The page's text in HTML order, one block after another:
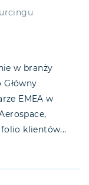
w branży
EMEA w
klientów...